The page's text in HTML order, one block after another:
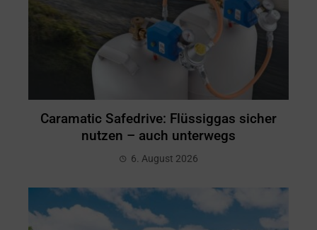
Caramatic Safedrive: Flüssiggas sicher
nutzen – auch unterwegs
6. August 2026